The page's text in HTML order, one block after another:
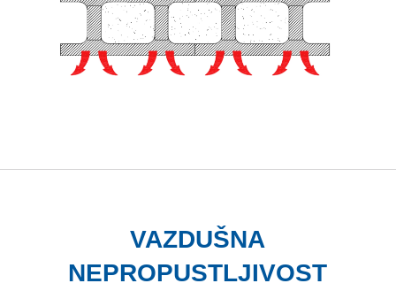
VAZDUŠNA
NEPROPUSTLJIVOST